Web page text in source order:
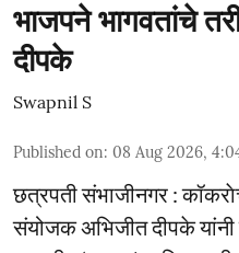
भाजपने भागवतांचे
दीपके
Swapnil S
Published on: 08 Aug 2026,
छत्रपती संभाजीनगर :
संयोजक अभिजीत दीपके यांनी